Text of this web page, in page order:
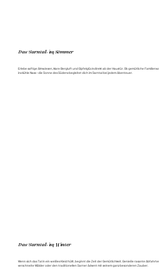
Das Sarntal im Sommer
Erlebe saftige Almwiesen, klare Bergluft und Gipfelglück direkt ab der Haustür. Ob gemütliche
ins kühle Nass – die Sonne des Südens begleitet dich im Sarntal bei jedem Abenteuer.
Das Sarntal im Winter
Wenn sich das Tal in ein weißes Kleid hüllt, beginnt die Zeit der Gemütlichkeit. Genieße rasante
verschneite Wälder oder den traditionellen Sarner Advent mit seinem ganz besonderen Zauber.